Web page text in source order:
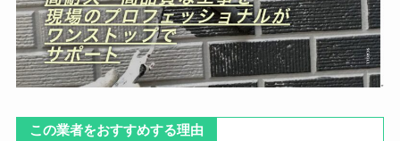
この業者をおすすめする理由